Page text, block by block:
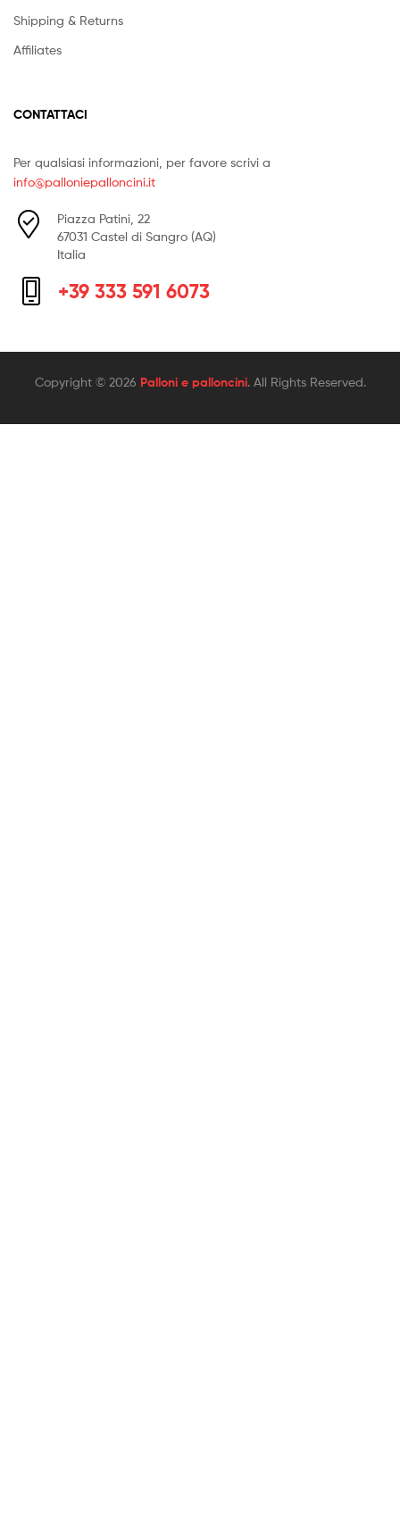
Shipping & Returns
Affiliates
CONTATTACI
Per qualsiasi informazioni, per favore scrivi a
info@palloniepalloncini.it
Piazza Patini, 22
67031 Castel di Sangro (AQ)
Italia
+39 333 591 6073
Copyright © 2026 Palloni e palloncini. All Rights Reserved.